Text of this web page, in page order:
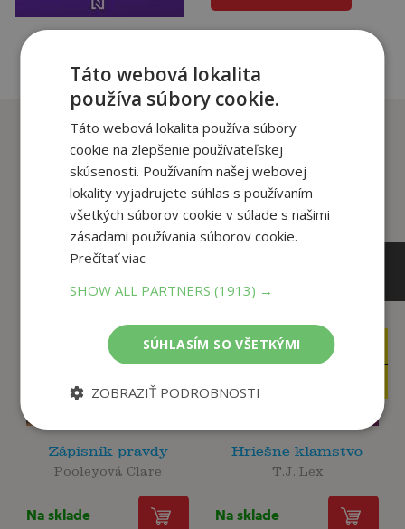
Zákazníci, ktorí si kúpili
tento titul si tiež kúpili
16,90€
Zápisník pravdy
Pooleyová Clare
Na sklade
14
Hriešne klamstvo
T.J. Lex
Na sklade
Táto webová lokalita
používa súbory cookie.
Táto webová lokalita používa súbory
cookie na zlepšenie používateľskej
skúsenosti. Používaním našej webovej
lokality vyjadrujete súhlas s používaním
všetkých súborov cookie v súlade s našimi
zásadami používania súborov cookie.
Prečítať viac
SHOW ALL PARTNERS(1913) →
SÚHLASÍM SO VŠETKÝMI
ZOBRAZIŤ PODROBNOSTI